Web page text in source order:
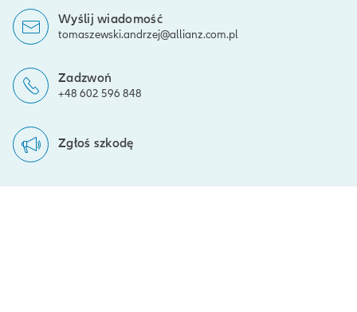
Wyślij wiadomość
tomaszewski.andrzej@allianz.com.pl
Zadzwoń
+48 602 596 848
Zgłoś szkodę